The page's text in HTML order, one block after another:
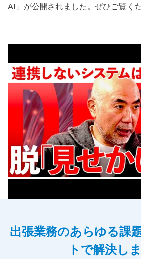
AI」が公開されました。ぜひご覧くだ
出張業務のあらゆる課
トで解決し